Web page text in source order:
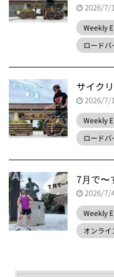
2026/7/
Weekly
ロードバ
サイク
2026/7/
Weekly
ロードバ
7月で〜
2026/7/
Weekly
オンラ